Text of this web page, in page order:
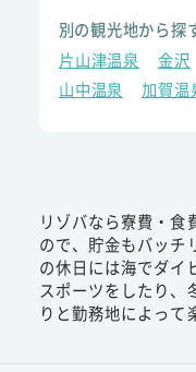
別の観光地から探
片山津温泉
金沢
山中温泉
加賀温
リゾバなら寮費・食
ので、貯金もバッチ
の休日には海でダイ
スポーツをしたり、
りと勤務地によって